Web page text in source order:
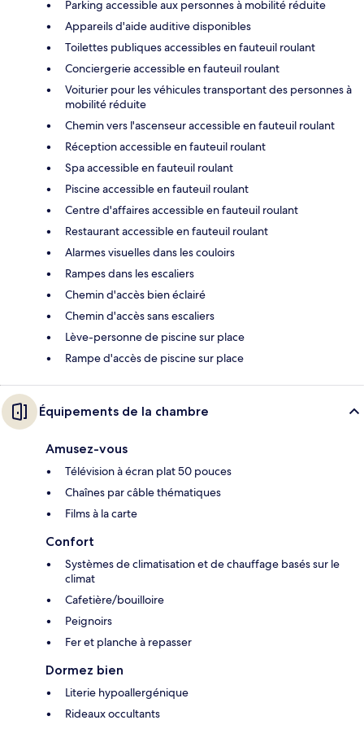
Parking accessible aux personnes à mobilité réduite
Appareils d'aide auditive disponibles
Toilettes publiques accessibles en fauteuil roulant
Conciergerie accessible en fauteuil roulant
Voiturier pour les véhicules transportant des personnes à
mobilité réduite
Chemin vers l'ascenseur accessible en fauteuil roulant
Réception accessible en fauteuil roulant
Spa accessible en fauteuil roulant
Piscine accessible en fauteuil roulant
Centre d'affaires accessible en fauteuil roulant
Restaurant accessible en fauteuil roulant
Alarmes visuelles dans les couloirs
Rampes dans les escaliers
Chemin d'accès bien éclairé
Chemin d'accès sans escaliers
Lève-personne de piscine sur place
Rampe d'accès de piscine sur place
Équipements de la chambre
Amusez-vous
Télévision à écran plat 50 pouces
Chaînes par câble thématiques
Films à la carte
Confort
Systèmes de climatisation et de chauffage basés sur le
climat
Cafetière/bouilloire
Peignoirs
Fer et planche à repasser
Dormez bien
Literie hypoallergénique
Rideaux occultants